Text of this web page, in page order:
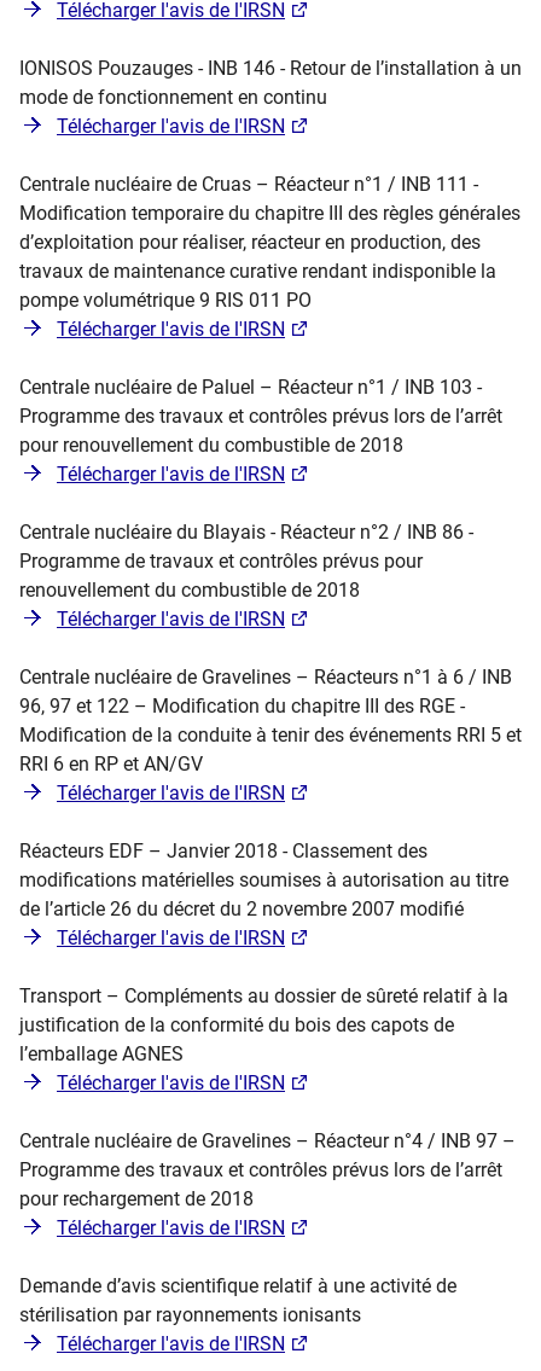
Télécharger l'avis de l'IRSN
IONISOS Pouzauges - INB 146 - Retour de l’installation à un
mode de fonctionnement en continu
Télécharger l'avis de l'IRSN
Centrale nucléaire de Cruas – Réacteur n°1 / INB 111 -
Modification temporaire du chapitre III des règles générales
d’exploitation pour réaliser, réacteur en production, des
travaux de maintenance curative rendant indisponible la
pompe volumétrique 9 RIS 011 PO
Télécharger l'avis de l'IRSN
Centrale nucléaire de Paluel – Réacteur n°1 / INB 103 -
Programme des travaux et contrôles prévus lors de l’arrêt
pour renouvellement du combustible de 2018
Télécharger l'avis de l'IRSN
Centrale nucléaire du Blayais - Réacteur n°2 / INB 86 -
Programme de travaux et contrôles prévus pour
renouvellement du combustible de 2018
Télécharger l'avis de l'IRSN
Centrale nucléaire de Gravelines – Réacteurs n°1 à 6 / INB
96, 97 et 122 – Modification du chapitre III des RGE -
Modification de la conduite à tenir des événements RRI 5 et
RRI 6 en RP et AN/GV
Télécharger l'avis de l'IRSN
Réacteurs EDF – Janvier 2018 - Classement des
modifications matérielles soumises à autorisation au titre
de l’article 26 du décret du 2 novembre 2007 modifié
Télécharger l'avis de l'IRSN
Transport – Compléments au dossier de sûreté relatif à la
justification de la conformité du bois des capots de
l’emballage AGNES
Télécharger l'avis de l'IRSN
Centrale nucléaire de Gravelines – Réacteur n°4 / INB 97 –
Programme des travaux et contrôles prévus lors de l’arrêt
pour rechargement de 2018
Télécharger l'avis de l'IRSN
Demande d’avis scientifique relatif à une activité de
stérilisation par rayonnements ionisants
Télécharger l'avis de l'IRSN